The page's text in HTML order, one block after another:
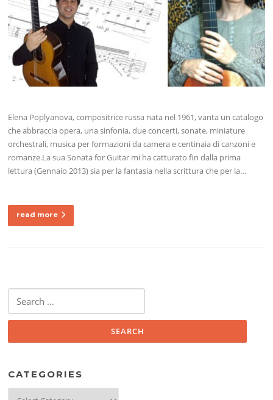
Elena Poplyanova, compositrice russa nata nel 1961, vanta un catalogo
che abbraccia opera, una sinfonia, due concerti, sonate, miniature
orchestrali, musica per formazioni da camera e centinaia di canzoni e
romanze.La sua Sonata for Guitar mi ha catturato fin dalla prima
lettura (Gennaio 2013) sia per la fantasia nella scrittura che per la…
read more
for:
CATEGORIES